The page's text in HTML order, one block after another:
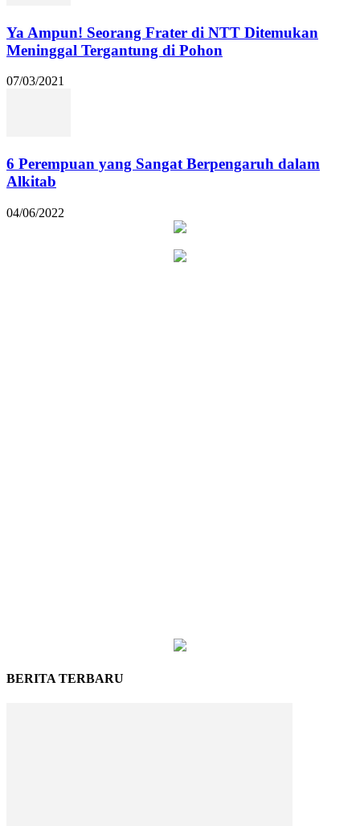
Ya Ampun! Seorang Frater di NTT Ditemukan
Meninggal Tergantung di Pohon
07/03/2021
6 Perempuan yang Sangat Berpengaruh dalam
Alkitab
04/06/2022
BERITA TERBARU